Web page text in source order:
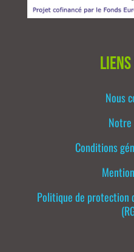
Nous
Conditions
Politique de protection